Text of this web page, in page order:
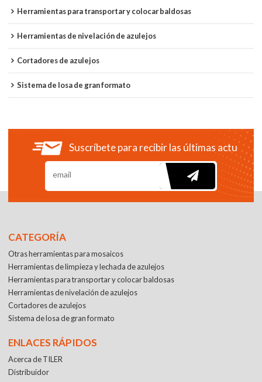
Herramientas para transportar y colocar baldosas
Herramientas de nivelación de azulejos
Cortadores de azulejos
Sistema de losa de gran formato
Suscríbete para recibir las últimas
CATEGORÍA
Otras herramientas para mosaicos
Herramientas de limpieza y lechada de azulejos
Herramientas para transportar y colocar baldosas
Herramientas de nivelación de azulejos
Cortadores de azulejos
Sistema de losa de gran formato
ENLACES RÁPIDOS
Acerca de TILER
Distribuidor